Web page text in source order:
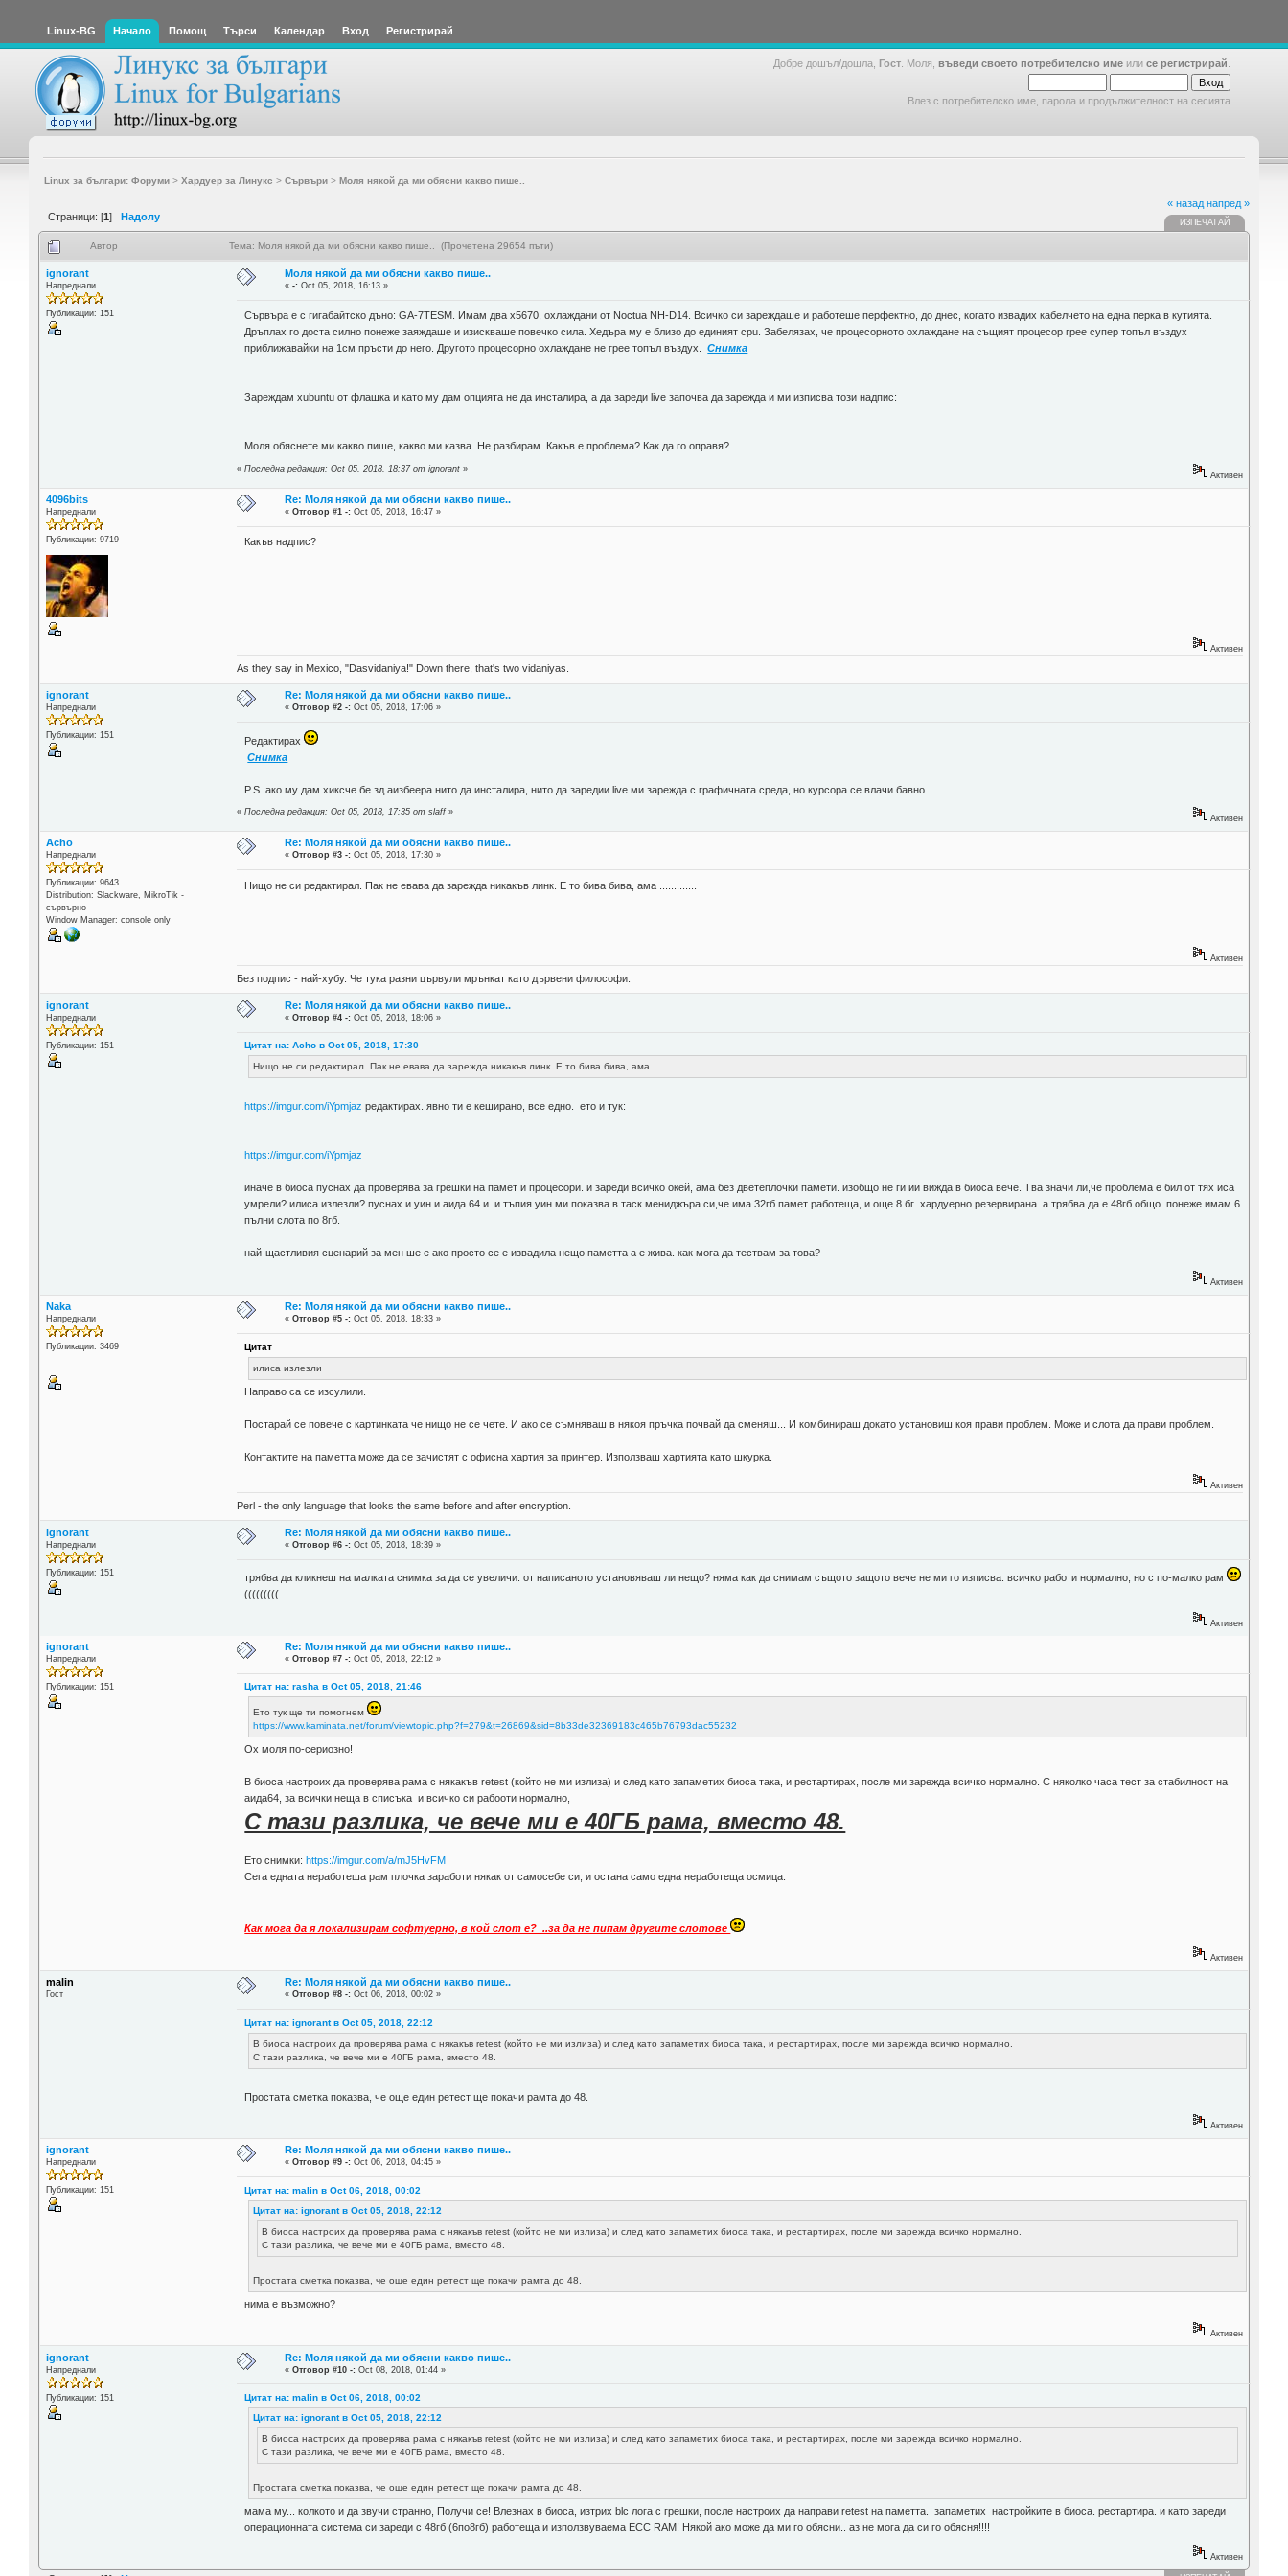
Linux-BG Начало Помощ Търси Календар Вход Регистрирай
Добре дошъл/дошла, Гост . Моля, въведи своето потребителско име или се регистрирай
Влез с потребителско име, парола и продължителност на сесията
Linux за българи: Форуми> Хардуер за Линукс > Сървъри> Моля някой да ми обясни какво пише..
Страници: [1] Надолу
« назад напред »
ИЗПЕЧАТАЙ
Автор Тема: Моля някой да ми обясни какво пише.. (Прочетена 29654 пъти)
ignorant
Напреднали
Публикации: 151
Моля някой да ми обясни какво пише..
«-: Oct 05, 2018, 16:13 »
Сървъра е с гигабайтско дъно: GA-7TESM. Имам два x5670, охлаждани от Noctua NH-D14. Всичко си зареждаше и работеше перфектно, до днес, когато извадих кабелчето на една перка в кутията.
Дръплах го доста силно понеже заяждаше и изискваше повечко сила. Хедъра му е близо до единият cpu. Забелязах, че процесорното охлаждане на същият процесор грее супер топъл въздух
приближавайки на 1см пръсти до него. Другото процесорно охлаждане не грее топъл въздух.Снимка
Зареждам xubuntu от флашка и като му дам опцията не да инсталира, а да зареди live започва да зарежда и ми изписва този надпис:
Моля обяснете ми какво пише, какво ми казва. Не разбирам. Какъв е проблема? Как да го оправя?
«Последна редакция: Oct 05, 2018, 18:37 от ignorant »
Активен
4096bits
Напреднали
Публикации: 9719
Re: Моля някой да ми обясни какво пише..
«Отговор #1 -: Oct 05, 2018, 16:47 »
Какъв надпис?
Активен
As they say in Mexico, "Dasvidaniya!" Down there, that's two vidaniyas.
ignorant
Напреднали
Публикации: 151
Re: Моля някой да ми обясни какво пише..
«Отговор #2 -: Oct 05, 2018, 17:06 »
Редактирах
Снимка
P.S. ако му дам хиксче бе зд аизбеера нито да инсталира, нито да заредии live ми зарежда с графичната среда, но курсора се влачи бавно.
«Последна редакция: Oct 05, 2018, 17:35 от slaff»
Активен
Acho
Напреднали
Публикации: 9643
Distribution: Slackware, MikroTik -
сървърно
Window Manager: console only
Re: Моля някой да ми обясни какво пише..
«Отговор #3 -: Oct 05, 2018, 17:30 »
Нищо не си редактирал. Пак не евава да зарежда никакъв линк. Е то бива бива, ама .............
Активен
Без подпис - най-хубу. Че тука разни цървули мрънкат като дървени философи.
ignorant
Напреднали
Публикации: 151
Re: Моля някой да ми обясни какво пише..
«Отговор #4 -: Oct 05, 2018, 18:06 »
Цитат на: Acho в Oct 05, 2018, 17:30
Нищо не си редактирал. Пак не евава да зарежда никакъв линк. Е то бива бива, ама .............
https://imgur.com/iYpmjaz редактирах. явно ти е кеширано, все едно. ето и тук:
https://imgur.com/iYpmjaz
иначе в биоса пуснах да проверява за грешки на памет и процесори. и зареди всичко окей, ама без дветеплочки памети. изобщо не ги ии вижда в биоса вече. Тва значи ли,че проблема е бил от тях иса
умрели? илиса излезли? пуснах и уин и аида 64 и и тъпия уин ми показва в таск мениджъра си,че има 32гб памет работеща, и още 8 бг хардуерно резервирана. а трябва да е 48гб общо. понеже имам 6
пълни слота по 8гб.
най-щастливия сценарий за мен ше е ако просто се е извадила нещо паметта а е жива. как мога да тествам за това?
Активен
Naka
Напреднали
Публикации: 3469
Re: Моля някой да ми обясни какво пише..
«Отговор #5 -: Oct 05, 2018, 18:33 »
Цитат
илиса излезли
Направо са се изсулили.
Постарай се повече с картинката че нищо не се чете. И ако се съмняваш в някоя пръчка почвай да сменяш... И комбинираш докато установиш коя прави проблем. Може и слота да прави проблем.
Контактите на паметта може да се зачистят с офисна хартия за принтер. Използваш хартията като шкурка.
Активен
Perl - the only language that looks the same before and after encryption.
ignorant
Напреднали
Публикации: 151
Re: Моля някой да ми обясни какво пише..
«Отговор #6 -: Oct 05, 2018, 18:39 »
трябва да кликнеш на малката снимка за да се увеличи. от написаното установяваш ли нещо? няма как да снимам същото защото вече не ми го изписва. всичко работи нормално, но с по-малко рам
(((((((((
Активен
ignorant
Напреднали
Публикации: 151
Re: Моля някой да ми обясни какво пише..
«Отговор #7 -: Oct 05, 2018, 22:12 »
Цитат на: rasha в Oct 05, 2018, 21:46
Ето тук ще ти помогнем
https://www.kaminata.net/forum/viewtopic.php?f=279&t=26869&sid=8b33de32369183c465b76793dac55232
Ох моля по-сериозно!
В биоса настроих да проверява рама с някакъв retest (който не ми излиза) и след като запаметих биоса така, и рестартирах, после ми зарежда всичко нормално. С няколко часа тест за стабилност на
аида64, за всички неща в списъка и всичко си рабооти нормално,
С тази разлика, че вече ми е 40ГБ рама, вместо 48.
Ето снимки: https://imgur.com/a/mJ5HvFM
Сега едната неработеша рам плочка заработи някак от самосебе си, и остана само една неработеща осмица.
Как мога да я локализирам софтуерно, в кой слот е? ..за да не пипам другите слотове
Активен
malin
Гост
Re: Моля някой да ми обясни какво пише..
«Отговор #8 -: Oct 06, 2018, 00:02 »
Цитат на: ignorant в Oct 05, 2018, 22:12
В биоса настроих да проверява рама с някакъв retest (който не ми излиза) и след като запаметих биоса така, и рестартирах, после ми зарежда всичко нормално.
С тази разлика, че вече ми е 40ГБ рама, вместо 48.
Простата сметка показва, че още един ретест ще покачи рамта до 48.
Активен
ignorant
Напреднали
Публикации: 151
Re: Моля някой да ми обясни какво пише..
«Отговор #9 -: Oct 06, 2018, 04:45 »
Цитат на: malin в Oct 06, 2018, 00:02
Цитат на: ignorant в Oct 05, 2018, 22:12
В биоса настроих да проверява рама с някакъв retest (който не ми излиза) и след като запаметих биоса така, и рестартирах, после ми зарежда всичко нормално.
С тази разлика, че вече ми е 40ГБ рама, вместо 48.
Простата сметка показва, че още един ретест ще покачи рамта до 48.
нима е възможно?
Активен
ignorant
Напреднали
Публикации: 151
Re: Моля някой да ми обясни какво пише..
«Отговор #10 -: Oct 08, 2018, 01:44 »
Цитат на: malin в Oct 06, 2018, 00:02
Цитат на: ignorant в Oct 05, 2018, 22:12
В биоса настроих да проверява рама с някакъв retest (който не ми излиза) и след като запаметих биоса така, и рестартирах, после ми зарежда всичко нормално.
С тази разлика, че вече ми е 40ГБ рама, вместо 48.
Простата сметка показва, че още един ретест ще покачи рамта до 48.
мама му... колкото и да звучи странно, Получи се! Влезнах в биоса, изтрих blc лога с грешки, после настроих да направи retest нa паметта. запаметих настройките в биоса. рестартира. и като зареди
операционната система си зареди с 48гб (6по8гб) работеща и използвуваема ECC RAM! Някой ако може да ми го обясни.. аз не мога да си го обясня!!!!
Активен